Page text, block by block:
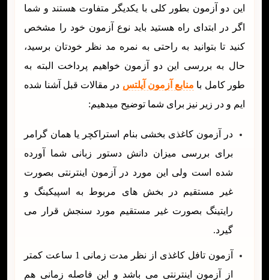
این دو آزمون بطور کلی با یکدیگر متفاوت هستند و شما
اگر در ابتدای راه هستید باید نوع آزمون خود را مشخص
کنید تا بتوانید به راحتی به نمره مد نظر خودتان برسید،
حال به بررسی این دو آزمون خواهیم پرداخت البته به
طور کامل با منابع آزمون آیلتس در مقالات قبل آشنا شده
ایم و در زیر نیز برای شما توضیح میدهیم:
در آزمون کاغذی بخشی بنام استراکچر یا همان گرامر
برای بررسی میزان دانش دستور زبانی شما آورده
شده است ولی این مورد در آزمون اینترنتی بصورت
غیر مستقیم در بخش های مربوط به اسپیکینگ و
رایتینگ بصورت غیر مستقیم مورد سنجش قرار می
گیرد.
آزمون تافل کاغذی از نظر مدت زمانی 1 ساعت کمتر
از آزمون اینترنتی می باشد و این فاصله زمانی هم